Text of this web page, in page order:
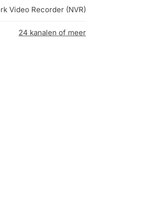
Video Recorder (NVR)
24 kanalen of meer